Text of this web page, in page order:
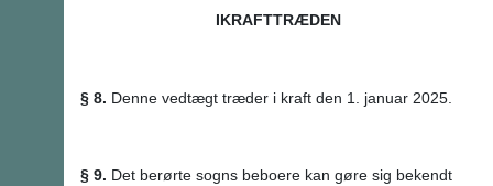
IKRAFTTRÆDEN
§ 8. Denne vedtægt træder i kraft den 1. januar 2025.
§ 9. Det berørte sogns beboere kan gøre sig bekendt